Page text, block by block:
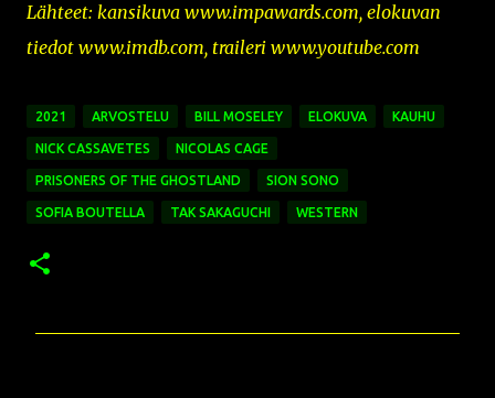
Lähteet: kansikuva www.impawards.com, elokuvan
tiedot www.imdb.com, traileri www.youtube.com
2021 ARVOSTELU BILL MOSELEY ELOKUVA KAUHU
NICK CASSAVETES NICOLAS CAGE
PRISONERS OF THE GHOSTLAND SION SONO
SOFIA BOUTELLA TAK SAKAGUCHI WESTERN